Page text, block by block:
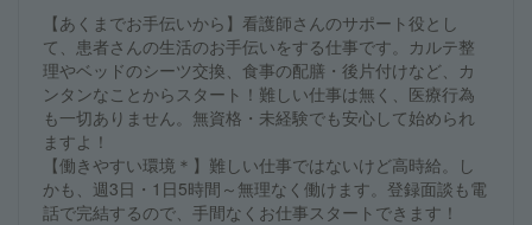
【あくまでお手伝いから】看護師さんのサポート役とし
て、患者さんの生活のお手伝いをする仕事です。カルテ整
理やベッドのシーツ交換、食事の配膳・後片付けなど、カ
ンタンなことからスタート！難しい仕事は無く、医療行為
も一切ありません。無資格・未経験でも安心して始められ
ますよ！
【働きやすい環境＊】難しい仕事ではないけど高時給。し
かも、週3日・1日5時間～無理なく働けます。登録面談も電
話で完結するので、手間なくお仕事スタートできます！